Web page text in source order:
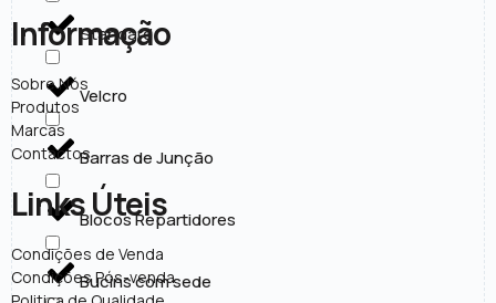
Standard
Velcro
Barras de Junção
Blocos Repartidores
Bucins com sede
Informação
Sobre Nós
Produtos
Marcas
Contactos
Links Úteis
Condições de Venda
Condições Pós-venda